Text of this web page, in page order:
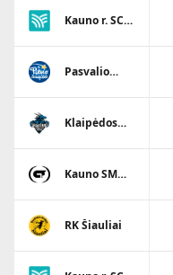
Kauno r. SC-
Pasvalio
žvaigždės
Klaipėdos
SC/Dragūnas
Kauno SM
RK Šiauliai